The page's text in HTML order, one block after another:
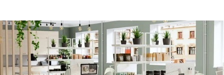
Ignorer la liste